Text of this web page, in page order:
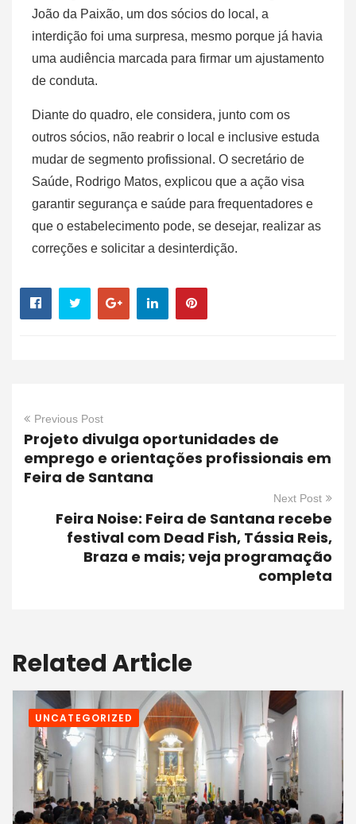
João da Paixão, um dos sócios do local, a
interdição foi uma surpresa, mesmo porque já havia
uma audiência marcada para firmar um ajustamento
de conduta.
Diante do quadro, ele considera, junto com os
outros sócios, não reabrir o local e inclusive estuda
mudar de segmento profissional. O secretário de
Saúde, Rodrigo Matos, explicou que a ação visa
garantir segurança e saúde para frequentadores e
que o estabelecimento pode, se desejar, realizar as
correções e solicitar a desinterdição.
Previous Post
Projeto divulga oportunidades de
emprego e orientações profissionais em
Feira de Santana
Next Post
Feira Noise: Feira de Santana recebe
festival com Dead Fish, Tássia Reis,
Braza e mais; veja programação
completa
Related Article
UNCATEGORIZED